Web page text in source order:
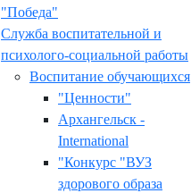
"Победа"
Служба воспитательной и
психолого-социальной работы
Воспитание обучающихся
"Ценности"
Архангельск -
International
"Конкурс "ВУЗ
здорового образа